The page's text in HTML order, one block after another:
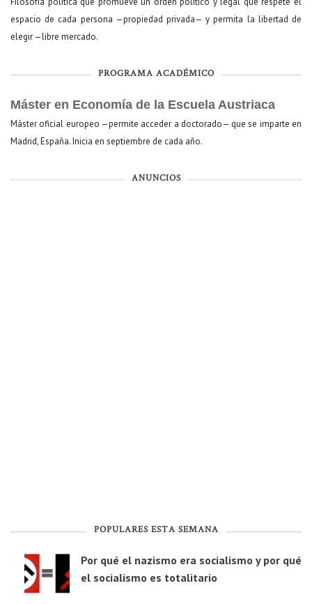
espacio de cada persona —propiedad privada— y permita la libertad de
elegir —libre mercado.
PROGRAMA ACADÉMICO
Máster en Economía de la Escuela Austriaca
Máster oficial europeo —permite acceder a doctorado— que se imparte en
Madrid, España. Inicia en septiembre de cada año.
ANUNCIOS
POPULARES ESTA SEMANA
Por qué el nazismo era socialismo y por qué
el socialismo es totalitario